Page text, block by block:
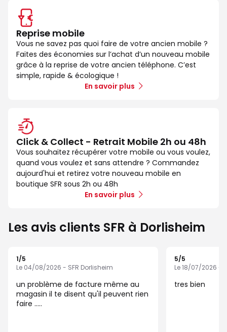
Reprise mobile
Vous ne savez pas quoi faire de votre ancien mobile ?
Faites des économies sur l’achat d’un nouveau mobile
grâce à la reprise de votre ancien téléphone. C’est
simple, rapide & écologique !
En savoir plus
Click & Collect - Retrait Mobile 2h ou 48h
Vous souhaitez récupérer votre mobile ou vous voulez,
quand vous voulez et sans attendre ? Commandez
aujourd'hui et retirez votre nouveau mobile en
boutique SFR sous 2h ou 48h
En savoir plus
Les avis clients SFR à Dorlisheim
1/5
Le 04/08/2026 - SFR Dorlisheim
un problème de facture même au
magasin il te disent qu'il peuvent rien
faire .....
5/5
Le 18/07/2026 -
tres bien